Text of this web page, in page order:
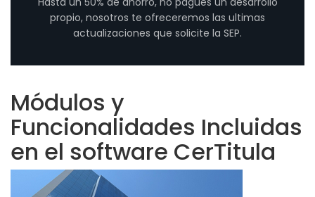
propio, nosotros te ofreceremos las ultimas
actualizaciones que solicite la SEP.
Módulos y
Funcionalidades Incluidas
en el software CerTitula